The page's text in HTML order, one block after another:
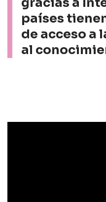
países
de acceso a
al